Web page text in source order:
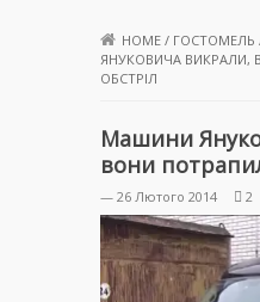
HOME / ГОСТОМЕЛЬ
ЯНУКОВИЧА ВИКРАЛИ,
ОБСТРІЛ
Машини
вони
— 26 Лютого 2014 2